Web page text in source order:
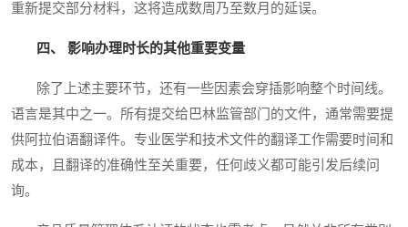
重新提交部分材料，这将造成数周乃至数月的延误。
四、 影响办理时长的其他重要变量
除了上述主要环节，还有一些因素会穿插影响整个时间线。
语言是其中之一。所有提交给巴林监管部门的文件，通常需要提
供阿拉伯语翻译件。专业医学和技术文件的翻译工作需要时间和
成本，且翻译的准确性至关重要，任何歧义都可能引发后续问
询。